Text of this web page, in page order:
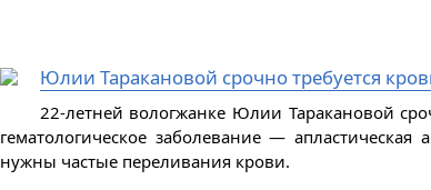
Юлии Таракановой срочно требуется
22-летней вологжанке Юлии Таракановой
гематологическое заболевание —
нужны частые переливания крови.